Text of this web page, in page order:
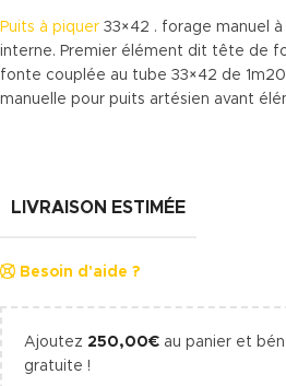
Puits à piquer 33×42 . forage manuel
interne. Premier élément dit tête de
fonte couplée au tube 33×42 de
manuelle pour puits artésien avant
LIVRAISON ESTIMÉE
Besoin d'aide ?
Ajoutez 250,00€ au panier et
gratuite !